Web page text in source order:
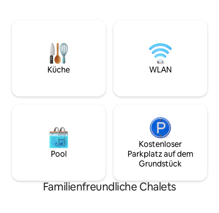
eingerichtet und voll ausgestattet mit
einem Kaminofen, 71 m2 groß für 5 + 1
Personen. Rund um das Haus befindet
sich ein großer Garten mit Sauna. Das
Apotheke im Dorf.
Unterkunft,
Entspannung,
mit der Natur.
Küche WLAN
Pool
Kostenloser
Parkplatz auf dem
Grundstück
Familienfreundliche Chalets